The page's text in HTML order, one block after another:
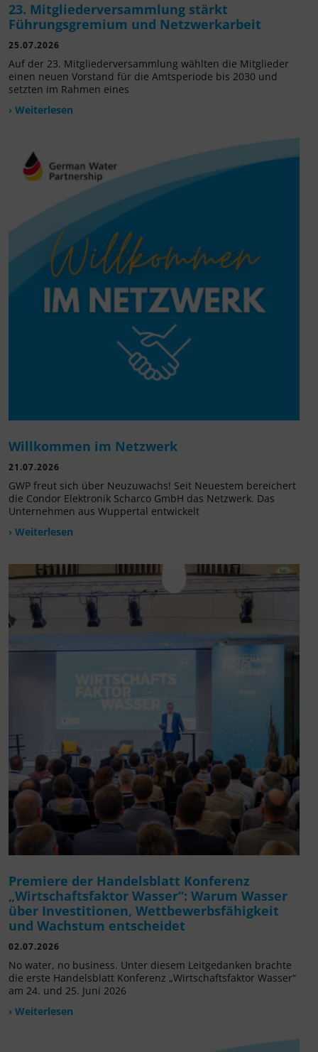
23. Mitgliederversammlung stärkt
Führungsgremium und Netzwerkarbeit
25.07.2026
Auf der 23. Mitgliederversammlung wählten die Mitglieder
einen neuen Vorstand für die Amtsperiode bis 2030 und
setzten im Rahmen eines
› Weiterlesen
Willkommen im Netzwerk
21.07.2026
GWP freut sich über Neuzuwachs! Seit Neuestem bereichert
die Condor Elektronik Scharco GmbH das Netzwerk. Das
Unternehmen aus Wuppertal entwickelt
› Weiterlesen
Premiere der Handelsblatt Konferenz
„Wirtschaftsfaktor Wasser“: Warum Wasser
über Investitionen, Wettbewerbsfähigkeit
und Wachstum entscheidet
02.07.2026
No water, no business. Unter diesem Leitgedanken brachte
die erste Handelsblatt Konferenz „Wirtschaftsfaktor Wasser“
am 24. und 25. Juni 2026
› Weiterlesen